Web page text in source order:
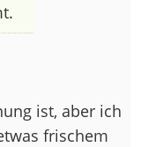
ist, aber ich
frischem